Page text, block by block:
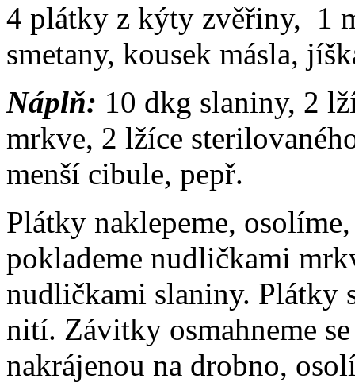
4 plátky z kýty zvěřiny, 1
smetany, kousek másla,
Náplň: 10 dkg slaniny, 2
mrkve, 2 lžíce
menší cibule, pepř.
Plátky naklepeme,
poklademe nudličkami
nudličkami slaniny. Plátky
nití. Závitky osmahneme
nakrájenou na drobno,